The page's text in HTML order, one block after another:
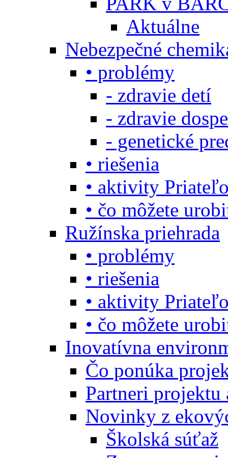
Aktuálne
Nebezpečné
• problémy
- zdravie detí
- zdravie
- genetické
• riešenia
• aktivity
• čo môžete
Ružínska priehrada
• problémy
• riešenia
• aktivity
• čo môžete
Inovatívna
Čo ponúka
Partneri projektu
Novinky z
Školská súťaž